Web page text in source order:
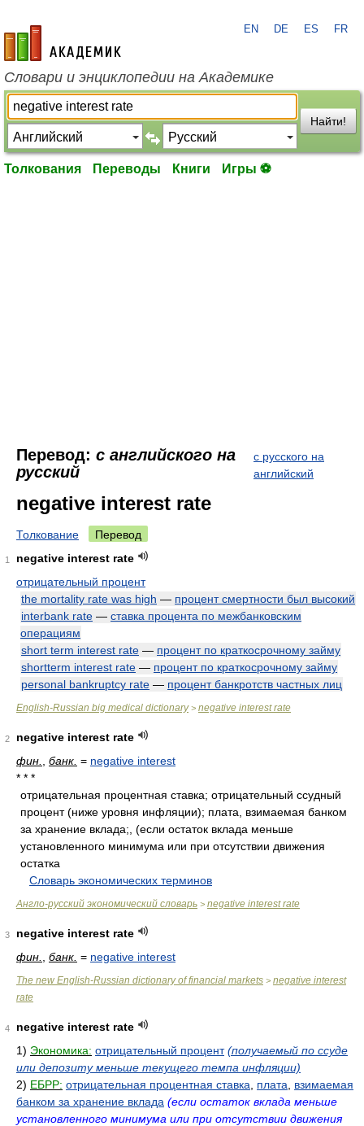
academic.ru
EN DE ES FR
Словари и энциклопедии на Академике
Найти!
Толкования Переводы Книги Игры ⚽
Перевод: с английского на
русский
с русского на
английский
negative interest rate
Толкование Перевод
1
negative interest rate
отрицательный процент
the mortality rate was high — процент смертности был высокий
interbank rate — ставка процента по межбанковским
операциям
short term interest rate — процент по краткосрочному займу
shortterm interest rate — процент по краткосрочному займу
personal bankruptcy rate — процент банкротств частных лиц
English-Russian big medical dictionary> negative interest rate
2
negative interest rate
фин.
банк. = negative interest
* * *
отрицательная процентная ставка; отрицательный ссудный
процент (ниже уровня инфляции); плата, взимаемая банком
за хранение вклада;, (если остаток вклада меньше
установленного минимума или при отсутствии движения
остатка
Словарь экономических терминов
Англо-русский экономический словарь > negative interest rate
3
negative interest rate
фин.
банк. = negative interest
The new English-Russian dictionary of financial markets > negative interest
rate
4
negative interest rate
1) Экономика: отрицательный процент (получаемый по ссуде
или депозиту меньше текущего темпа инфляции)
2) ЕБРР: отрицательная процентная ставка плата
взимаемая
банком за хранение вклада (если остаток вклада меньше
установленного минимума или при отсутствии движения